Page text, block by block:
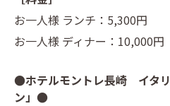
お一人様 ランチ：5,300円
お一人様 ディナー：10,000円
●ホテルモントレ長崎 イタ
ン」●